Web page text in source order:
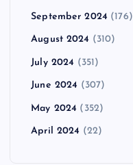
September 2024 (176)
August 2024 (310)
July 2024 (351)
June 2024 (307)
May 2024 (352)
April 2024 (22)